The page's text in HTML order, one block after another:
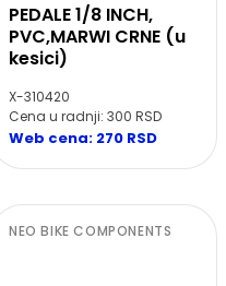
PEDALE 1/8 INCH,
PVC,MARWI CRNE (u
kesici)
X-310420
Cena u radnji: 300 RSD
Web cena: 270 RSD
NEO BIKE COMPONENTS